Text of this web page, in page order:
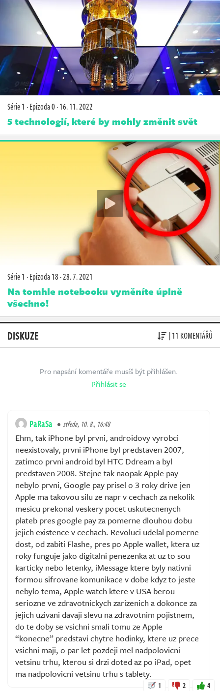
Série 1 ·Epizoda 0·16. 11. 2022
5 technologií, které by mohly změnit svět
Série 1 ·Epizoda 18·28. 7. 2021
Na tomhle notebooku vyměníte úplně
všechno!
DISKUZE | 11 KOMENTÁŘŮ
Pro napsání komentáře musíš být přihlášen.
Přihlásit se
PaRaSa středa, 10. 8., 16:48
Ehm, tak iPhone byl prvni, androidovy vyrobci
neexistovaly, prvni iPhone byl predstaven 2007,
zatimco prvni android byl HTC Ddream a byl
predstaven 2008. Stejne tak naopak Apple pay
nebylo prvni, Google pay prisel o 3 roky drive jen
Apple ma takovou silu ze napr v cechach za nekolik
mesicu prekonal veskery pocet uskutecnenych
plateb pres google pay za pomerne dlouhou dobu
jejich existence v cechach. Revoluci udelal pomerne
dost, od zabiti Flashe, pres po Apple wallet, ktera uz
roky funguje jako digitalni penezenka at uz to sou
karticky nebo letenky, iMessage ktere byly nativni
formou sifrovane komunikace v dobe kdyz to jeste
nebylo tema, Apple watch ktere v USA berou
seriozne ve zdravotnickych zarizenich a dokonce za
jejich uzivani davaji slevu na zdravotnim pojistnem,
do te doby se vsichni smali tomu ze Apple
“konecne” predstavi chytre hodinky, ktere uz prece
vsichni maji, o par let pozdeji mel nadpolovicni
vetsinu trhu, kterou si drzi doted az po iPad, opet
ma nadpolovicni vetsinu trhu s tablety.
1 2 4